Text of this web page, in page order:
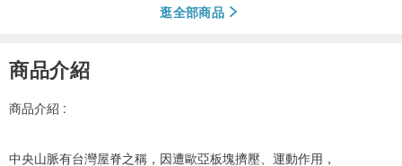
逛全部商品
商品介紹
商品介紹 :
中央山脈有台灣屋脊之稱，因遭歐亞板塊擠壓、運動作用，